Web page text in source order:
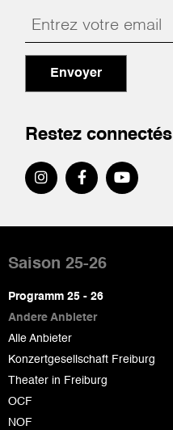
Envoyer
Restez connectés
de
page
Saison 25-26
Programm 25 - 26
Andere Anbieter
Alle Anbieter
Konzertgesellschaft Freiburg
Theater in Freiburg
OCF
NOF